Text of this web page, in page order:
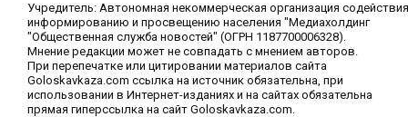
Учредитель: Автономная некоммерческая организация содействия
информированию и просвещению населения "Медиахолдинг
"Общественная служба новостей" (ОГРН 1187700006328).
Мнение редакции может не совпадать с мнением авторов.
При перепечатке или цитировании материалов сайта
Goloskavkaza.com ссылка на источник обязательна, при
использовании в Интернет-изданиях и на сайтах обязательна
прямая гиперссылка на сайт Goloskavkaza.com.